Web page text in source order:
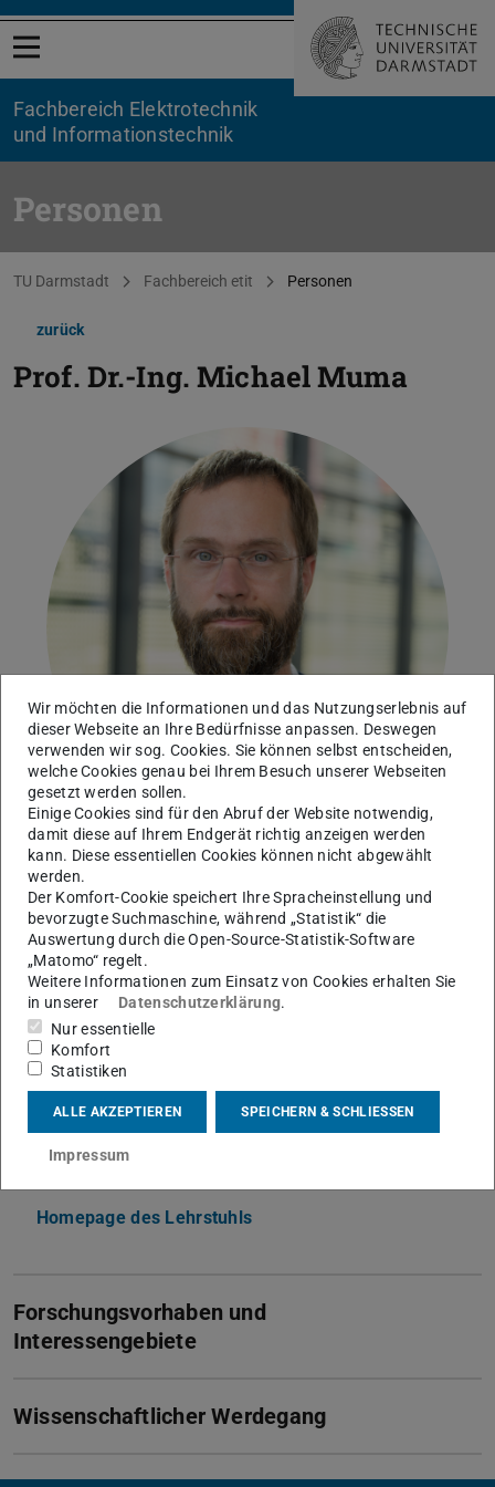
Menü öffnen
Fachbereich Elektrotechnik
und Informationstechnik
Personen
Sie befinden sich hier:
TU Darmstadt Fachbereich etit Personen
zurück
Prof. Dr.-Ing. Michael Muma
Robust Data Science
Kontakt
michael.muma@tu-...
+49 6151 16-22530
S3|06 28
Merckstraße 25
64283Darmstadt
Homepage des Lehrstuhls
Forschungsvorhaben und
Interessengebiete
Wissenschaftlicher Werdegang
Wir möchten die Informationen und das Nutzungserlebnis auf
dieser Webseite an Ihre Bedürfnisse anpassen. Deswegen
verwenden wir sog. Cookies. Sie können selbst entscheiden,
welche Cookies genau bei Ihrem Besuch unserer Webseiten
gesetzt werden sollen.
Einige Cookies sind für den Abruf der Website notwendig,
damit diese auf Ihrem Endgerät richtig anzeigen werden
kann. Diese essentiellen Cookies können nicht abgewählt
werden.
Der Komfort-Cookie speichert Ihre Spracheinstellung und
bevorzugte Suchmaschine, während „Statistik“ die
Auswertung durch die Open-Source-Statistik-Software
„Matomo“ regelt.
Weitere Informationen zum Einsatz von Cookies erhalten Sie
in unserer
Datenschutzerklärung.
Nur essentielle
Komfort
Statistiken
ALLE AKZEPTIEREN SPEICHERN & SCHLIESSEN
Impressum